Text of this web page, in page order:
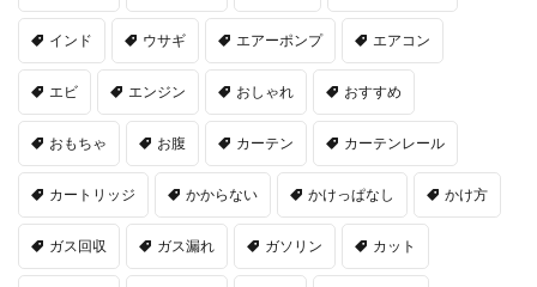
インド ウサギ エアーポンプ エアコン
エビ エンジン おしゃれ おすすめ
おもちゃ お腹 カーテン カーテンレール
カートリッジ かからない かけっぱなし かけ方
ガス回収 ガス漏れ ガソリン カット